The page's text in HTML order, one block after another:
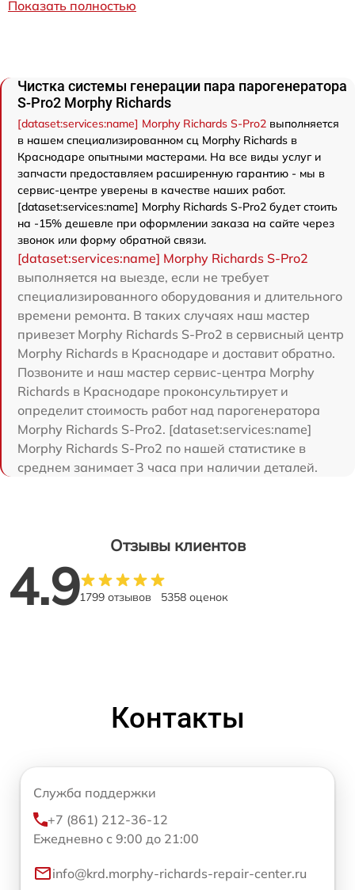
Показать полностью
Чистка системы генерации пара парогенератора
S-Pro2 Morphy Richards
[dataset:services:name] Morphy Richards S-Pro2 выполняется
в нашем специализированном сц Morphy Richards в
Краснодаре опытными мастерами. На все виды услуг и
запчасти предоставляем расширенную гарантию - мы в
сервис-центре уверены в качестве наших работ.
[dataset:services:name] Morphy Richards S-Pro2 будет стоить
на -15% дешевле при оформлении заказа на сайте через
звонок или форму обратной связи.
[dataset:services:name] Morphy Richards S-Pro2
выполняется на выезде, если не требует
специализированного оборудования и длительного
времени ремонта. В таких случаях наш мастер
привезет Morphy Richards S-Pro2 в сервисный центр
Morphy Richards в Краснодаре и доставит обратно.
Позвоните и наш мастер сервис-центра Morphy
Richards в Краснодаре проконсультирует и
определит стоимость работ над парогенератора
Morphy Richards S-Pro2. [dataset:services:name]
Morphy Richards S-Pro2 по нашей статистике в
среднем занимает 3 часа при наличии деталей.
Отзывы клиентов
4.91799 отзывов 5358 оценок
Контакты
Служба поддержки
+7 (861) 212-36-12
Ежедневно с 9:00 до 21:00
info@krd.morphy-richards-repair-center.ru